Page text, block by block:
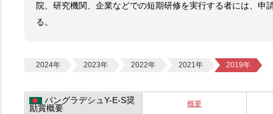
院、研究機関、企業などでの短期研修を実行する者には、申
る。
2024年 2023年 2022年 2021年 2019年
バングラデシュY-E-S奨
励賞概要
概要